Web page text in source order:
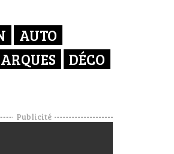
AUTO
DÉCO
Publicité